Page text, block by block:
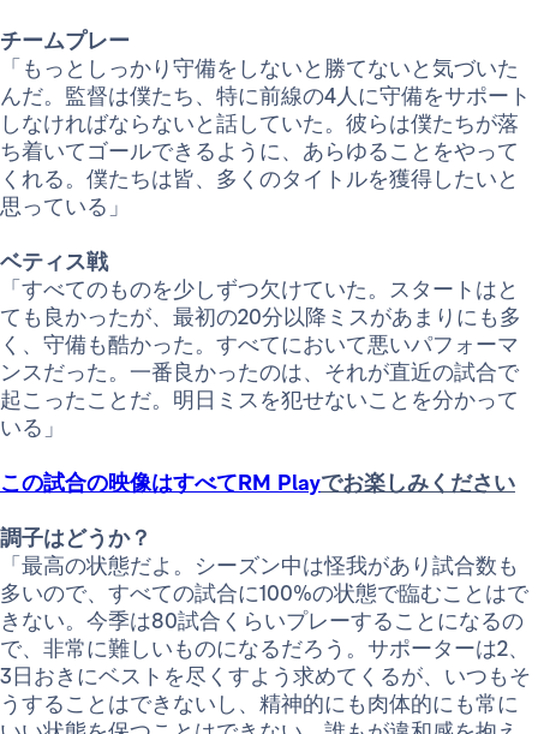
チームプレー
「もっとしっかり守備をしないと勝てないと気づいた
んだ。監督は僕たち、特に前線の4人に守備をサポート
しなければならないと話していた。彼らは僕たちが落
ち着いてゴールできるように、あらゆることをやって
くれる。僕たちは皆、多くのタイトルを獲得したいと
思っている」
ベティス戦
「すべてのものを少しずつ欠けていた。スタートはと
ても良かったが、最初の20分以降ミスがあまりにも多
く、守備も酷かった。すべてにおいて悪いパフォーマ
ンスだった。一番良かったのは、それが直近の試合で
起こったことだ。明日ミスを犯せないことを分かって
いる」
この試合の映像はすべてRM Playでお楽しみください
調子はどうか？
「最高の状態だよ。シーズン中は怪我があり試合数も
多いので、すべての試合に100%の状態で臨むことはで
きない。今季は80試合くらいプレーすることになるの
で、非常に難しいものになるだろう。サポーターは2、
3日おきにベストを尽くすよう求めてくるが、いつもそ
うすることはできないし、精神的にも肉体的にも常に